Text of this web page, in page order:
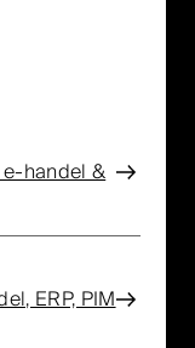
handel &
ERP, PIM